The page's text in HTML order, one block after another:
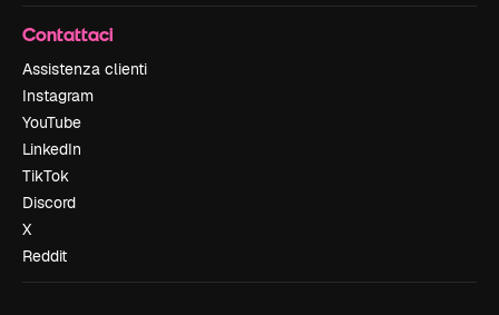
Contattaci
Assistenza clienti
Instagram
YouTube
LinkedIn
TikTok
Discord
X
Reddit